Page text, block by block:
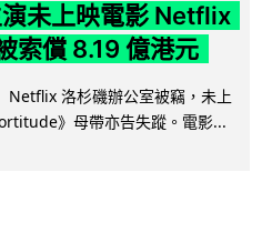
未上映電影 Netflix
索償 8.19 億港元
Netflix 洛杉磯辦公室被竊，未上
》母帶亦告失蹤。電影...